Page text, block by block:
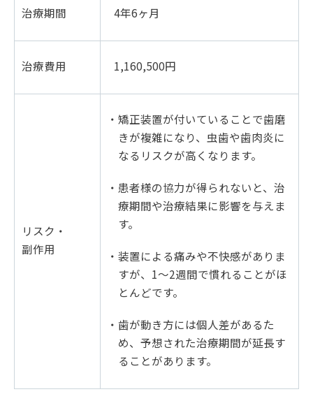
治療期間 4年6ヶ月
治療費用 1,160,500円
リスク・
副作用
・矯正装置が付いていることで歯磨
きが複雑になり、虫歯や歯肉炎に
なるリスクが高くなります。
・患者様の協力が得られないと、治
療期間や治療結果に影響を与えま
す。
・装置による痛みや不快感がありま
すが、1～2週間で慣れることがほ
とんどです。
・歯が動き方には個人差があるた
め、予想された治療期間が延長す
ることがあります。